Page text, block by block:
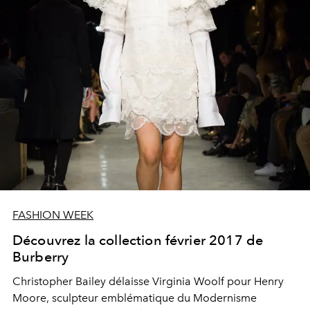
FASHION WEEK
Découvrez la collection février 2017 de
Burberry
Christopher Bailey délaisse Virginia Woolf pour Henry
Moore, sculpteur emblématique du Modernisme